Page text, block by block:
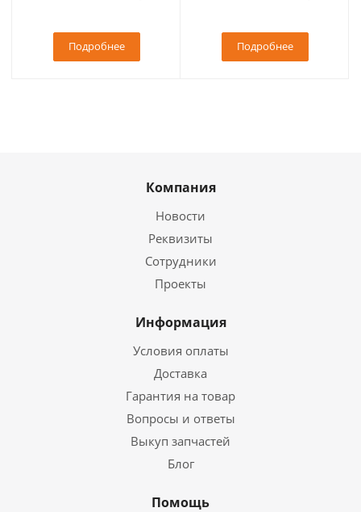
Подробнее Подробнее
Компания
Новости
Реквизиты
Сотрудники
Проекты
Информация
Условия оплаты
Доставка
Гарантия на товар
Вопросы и ответы
Выкуп запчастей
Блог
Помощь